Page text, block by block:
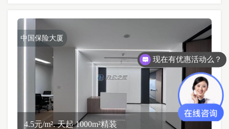
中国保险大厦
4.5元/m². 天起 1000m²精装
可以介绍下你们的产品么？
现在有优惠活动么？